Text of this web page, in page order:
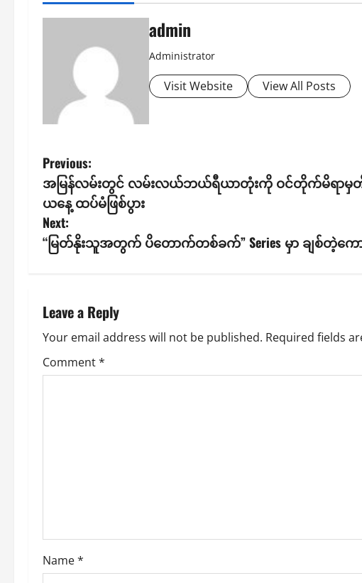
admin
Administrator
Visit Website View All Posts
P
o
s
t
a
v
i
n
Previous:
အမြန်လမ်းတွင် လမ်းလယ်ဘယ်ရီယာတုံးကို ဝင်တိုက်မိရာမှတိမ်
ယနေ့ ထပ်မံဖြစ်ပွား
Next:
“မြတ်နိုးသူအတွက် ပိတောက်တစ်ခက်” Series မှာ ချစ်တဲ့က
Leave a Reply
Your email address will not be published. Required fields
Comment*
Name*